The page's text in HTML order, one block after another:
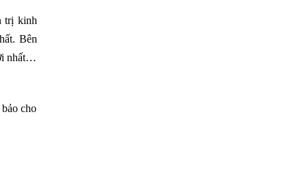
trị kinh
Bên
nhất…
cho